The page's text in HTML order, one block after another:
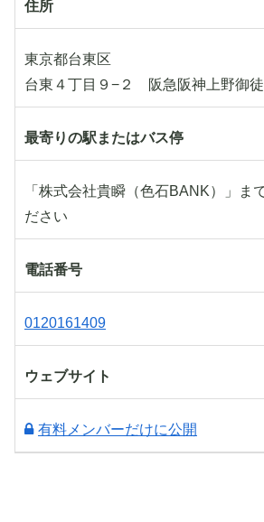
住所
東京都台東区
台東４丁目９−２ 阪急阪神上野御
最寄りの駅またはバス停
「株式会社貴瞬（色石BANK）」ま
ださい
電話番号
0120161409
ウェブサイト
有料メンバーだけに公開